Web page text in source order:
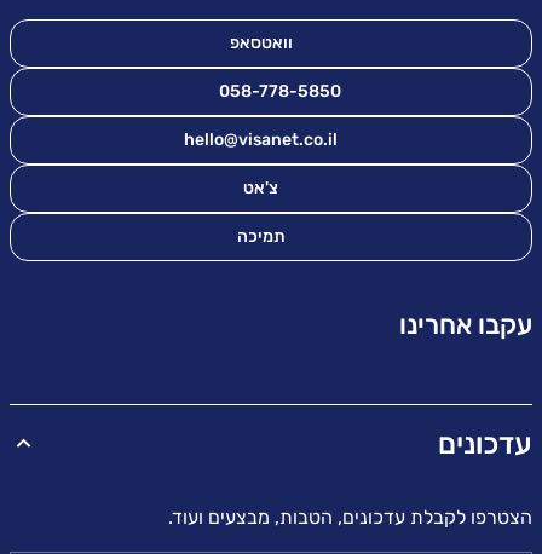
וואטסאפ
058-778-5850
hello@visanet.co.il
צ'אט
תמיכה
עקבו אחרינו
עדכונים
הצטרפו לקבלת עדכונים, הטבות, מבצעים ועוד.